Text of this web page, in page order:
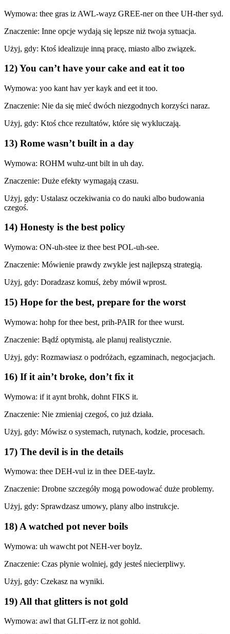
Wymowa: thee gras iz AWL-wayz GREE-ner on thee UH-ther syd.
Znaczenie: Inne opcje wydają się lepsze niż twoja sytuacja.
Użyj, gdy: Ktoś idealizuje inną pracę, miasto albo związek.
12) You can’t have your cake and eat it too
Wymowa: yoo kant hav yer kayk and eet it too.
Znaczenie: Nie da się mieć dwóch niezgodnych korzyści naraz.
Użyj, gdy: Ktoś chce rezultatów, które się wykluczają.
13) Rome wasn’t built in a day
Wymowa: ROHM wuhz-unt bilt in uh day.
Znaczenie: Duże efekty wymagają czasu.
Użyj, gdy: Ustalasz oczekiwania co do nauki albo budowania
czegoś.
14) Honesty is the best policy
Wymowa: ON-uh-stee iz thee best POL-uh-see.
Znaczenie: Mówienie prawdy zwykle jest najlepszą strategią.
Użyj, gdy: Doradzasz komuś, żeby mówił wprost.
15) Hope for the best, prepare for the worst
Wymowa: hohp for thee best, prih-PAIR for thee wurst.
Znaczenie: Bądź optymistą, ale planuj realistycznie.
Użyj, gdy: Rozmawiasz o podróżach, egzaminach, negocjacjach.
16) If it ain’t broke, don’t fix it
Wymowa: if it aynt brohk, dohnt FIKS it.
Znaczenie: Nie zmieniaj czegoś, co już działa.
Użyj, gdy: Mówisz o systemach, rutynach, kodzie, procesach.
17) The devil is in the details
Wymowa: thee DEH-vul iz in thee DEE-taylz.
Znaczenie: Drobne szczegóły mogą powodować duże problemy.
Użyj, gdy: Sprawdzasz umowy, plany albo instrukcje.
18) A watched pot never boils
Wymowa: uh wawcht pot NEH-ver boylz.
Znaczenie: Czas płynie wolniej, gdy jesteś niecierpliwy.
Użyj, gdy: Czekasz na wyniki.
19) All that glitters is not gold
Wymowa: awl that GLIT-erz iz not gohld.